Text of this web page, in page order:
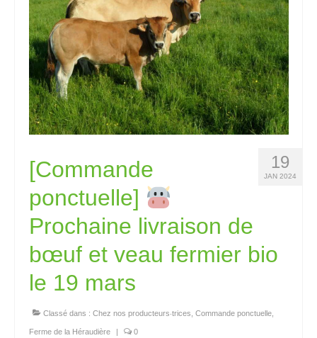
19
JAN 2024
[Commande
ponctuelle]
Prochaine livraison de
bœuf et veau fermier bio
le 19 mars
Classé dans : Chez nos producteurs‧trices Commande ponctuelle
Ferme de la Héraudière 0